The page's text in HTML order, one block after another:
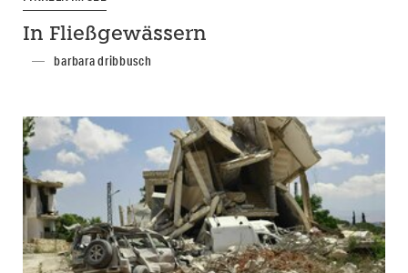
In Fließgewässern
barbara dribbusch